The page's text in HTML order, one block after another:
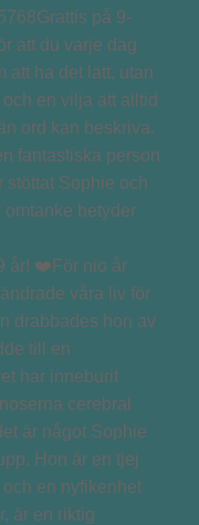
år! ❤️För nio år
våra liv för
drabbades hon av
till en
har inneburit
cerebral
är något Sophie
Hon är en tjej
en nyfikenhet
är en riktig